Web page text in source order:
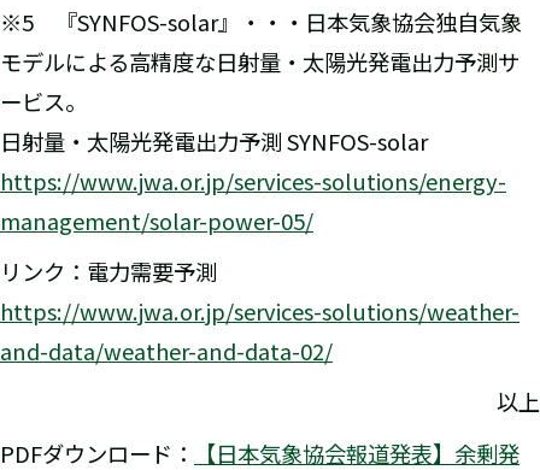
※5 『SYNFOS-solar』・・・日本気象協会独自気象
モデルによる高精度な日射量・太陽光発電出力予測サ
ービス。
日射量・太陽光発電出力予測 SYNFOS-solar
https://www.jwa.or.jp/services-solutions/energy-
management/solar-power-05/
リンク：電力需要予測
https://www.jwa.or.jp/services-solutions/weather-
and-data/weather-and-data-02/
以上
PDFダウンロード：
【日本気象協会報道発表】余剰発